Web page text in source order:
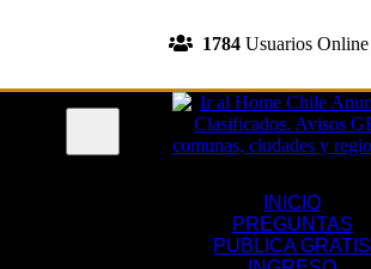
1784Usuarios Online
INICIO
PREGUNTAS
PUBLICA GRATIS